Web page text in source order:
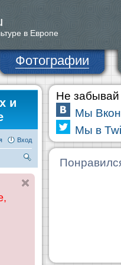
в Европе
Фотографии
и
Вход
ск
Не забывай
Мы
Мы в